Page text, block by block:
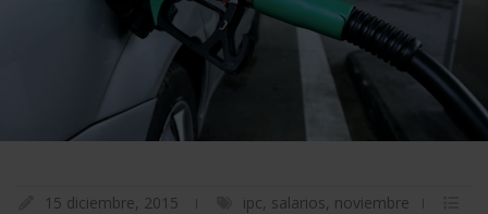
15 diciembre, 2015 ipc, salarios, noviembre